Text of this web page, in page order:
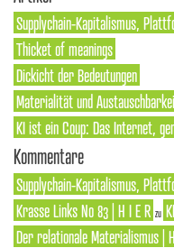
Supplychain-Kapitalismus,
Thicket of meanings
Dickicht der Bedeutungen
Materialität und
KI ist ein Coup: Das Internet,
Kommentare
Supplychain-Kapitalismus,
Krasse Links No 83 | H I E R zu
Der relationale Materialismus |